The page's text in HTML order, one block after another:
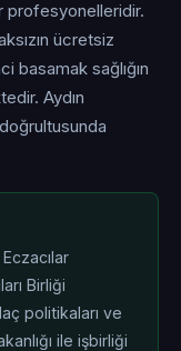
profesyonelleridir.
ücretsiz
basamak sağlığın
Aydın
Birliği
politikaları ve
ile işbirliği